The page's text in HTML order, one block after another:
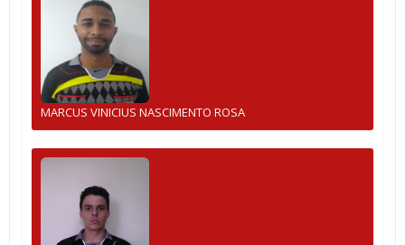
MARCUS VINICIUS NASCIMENTO ROSA